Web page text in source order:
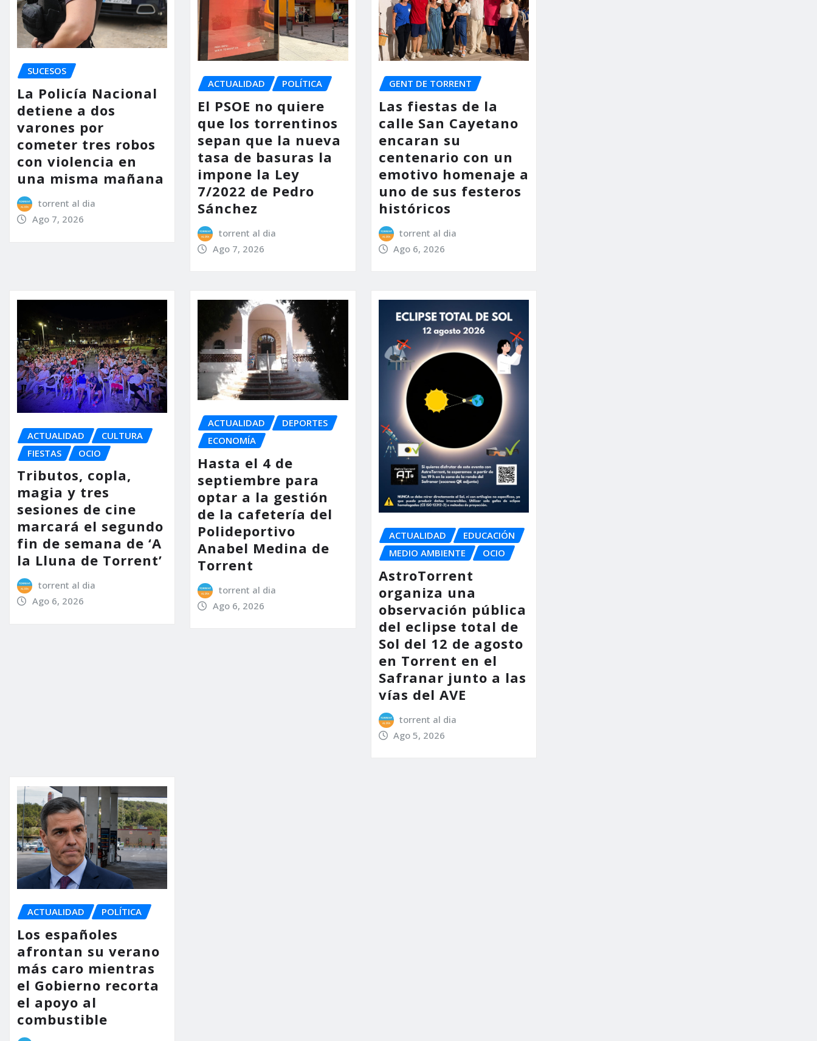
SUCESOS
La Policía Nacional
detiene a dos
varones por
cometer tres robos
con violencia en
una misma mañana
torrent al dia
Ago 7, 2026
ACTUALIDAD POLÍTICA
El PSOE no quiere
que los torrentinos
sepan que la nueva
tasa de basuras la
impone la Ley
7/2022 de Pedro
Sánchez
torrent al dia
Ago 7, 2026
GENT DE TORRENT
Las fiestas de la
calle San Cayetano
encaran su
centenario con un
emotivo homenaje a
uno de sus festeros
históricos
torrent al dia
Ago 6, 2026
ACTUALIDAD
CULTURA
FIESTAS
OCIO
Tributos, copla,
magia y tres
sesiones de cine
marcará el segundo
fin de semana de ‘A
la Lluna de Torrent’
torrent al dia
Ago 6, 2026
ACTUALIDAD
DEPORTES
ECONOMÍA
Hasta el 4 de
septiembre para
optar a la gestión
de la cafetería del
Polideportivo
Anabel Medina de
Torrent
torrent al dia
Ago 6, 2026
ACTUALIDAD
EDUCACIÓN
MEDIO AMBIENTE
OCIO
AstroTorrent
organiza una
observación pública
del eclipse total de
Sol del 12 de agosto
en Torrent en el
Safranar junto a las
vías del AVE
torrent al dia
Ago 5, 2026
ACTUALIDAD POLÍTICA
Los españoles
afrontan su verano
más caro mientras
el Gobierno recorta
el apoyo al
combustible